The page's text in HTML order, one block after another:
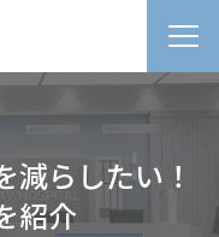
減らしたい！
紹介